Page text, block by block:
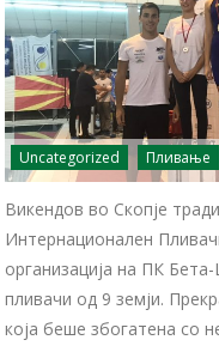
Uncategorized Пливање
Викендов во Скопје
Интернационален
организација на ПК
пливачи од 9 земји.
која беше збогатена со